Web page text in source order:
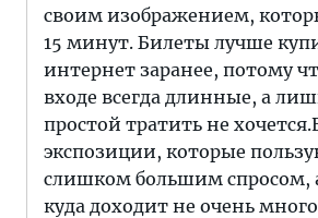
своим изображением,
15 минут. Билеты лучше
интернет заранее, потому
входе всегда длинные, а
простой тратить не
экспозиции, которые
слишком большим спросом,
куда доходит не очень